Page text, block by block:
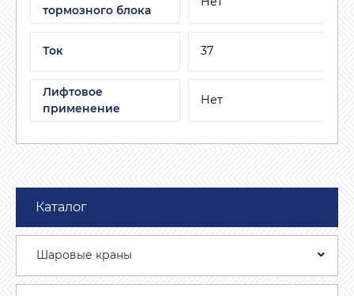
тормозного блока
Ток 37
Лифтовое
применение
Нет
Каталог
Шаровые краны